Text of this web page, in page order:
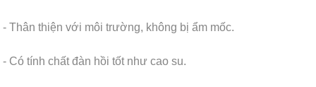
- Thân thiện với môi trường, không bị ẩm mốc.
- Có tính chất đàn hồi tốt như cao su.